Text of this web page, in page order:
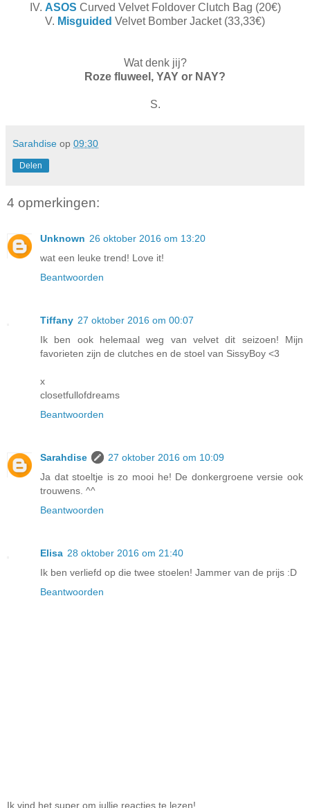
IV. ASOS Curved Velvet Foldover Clutch Bag (20€)
V. Misguided Velvet Bomber Jacket (33,33€)
Wat denk jij?
Roze fluweel, YAY or NAY?
S.
Sarahdise op 09:30
Delen
4 opmerkingen:
Unknown 26 oktober 2016 om 13:20
wat een leuke trend! Love it!
Beantwoorden
Tiffany 27 oktober 2016 om 00:07
Ik ben ook helemaal weg van velvet dit seizoen! Mijn
favorieten zijn de clutches en de stoel van SissyBoy <3
x
closetfullofdreams
Beantwoorden
Sarahdise
27 oktober 2016 om 10:09
Ja dat stoeltje is zo mooi he! De donkergroene versie ook
trouwens. ^^
Beantwoorden
Elisa 28 oktober 2016 om 21:40
Ik ben verliefd op die twee stoelen! Jammer van de prijs :D
Beantwoorden
Ik vind het super om jullie reacties te lezen!